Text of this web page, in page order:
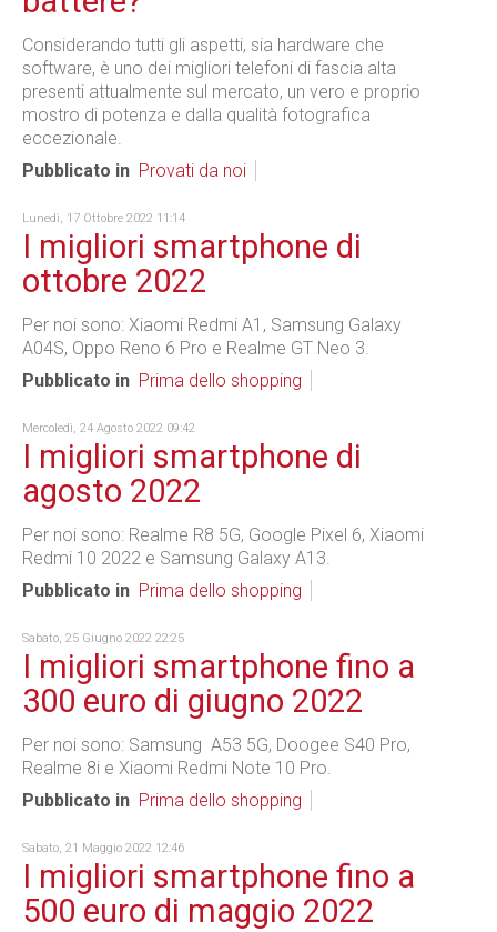
Considerando tutti gli aspetti, sia hardware che
software, è uno dei migliori telefoni di fascia alta
presenti attualmente sul mercato, un vero e proprio
mostro di potenza e dalla qualità fotografica
eccezionale.
Pubblicato in Provati da noi
Lunedì, 17 Ottobre 2022 11:14
I migliori smartphone di
ottobre 2022
Per noi sono: Xiaomi Redmi A1, Samsung Galaxy
A04S, Oppo Reno 6 Pro e Realme GT Neo 3.
Pubblicato in Prima dello shopping
Mercoledì, 24 Agosto 2022 09:42
I migliori smartphone di
agosto 2022
Per noi sono: Realme R8 5G, Google Pixel 6, Xiaomi
Redmi 10 2022 e Samsung Galaxy A13.
Pubblicato in Prima dello shopping
Sabato, 25 Giugno 2022 22:25
I migliori smartphone fino a
300 euro di giugno 2022
Per noi sono: Samsung A53 5G, Doogee S40 Pro,
Realme 8i e Xiaomi Redmi Note 10 Pro.
Pubblicato in Prima dello shopping
Sabato, 21 Maggio 2022 12:46
I migliori smartphone fino a
500 euro di maggio 2022